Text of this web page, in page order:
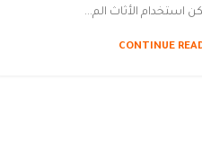
استخدام الأثاث الم...
CONTINUE